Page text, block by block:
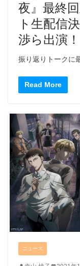
夜』最終
ト生配信
渉ら出演！
振り返りトークに
Read More
ニュース